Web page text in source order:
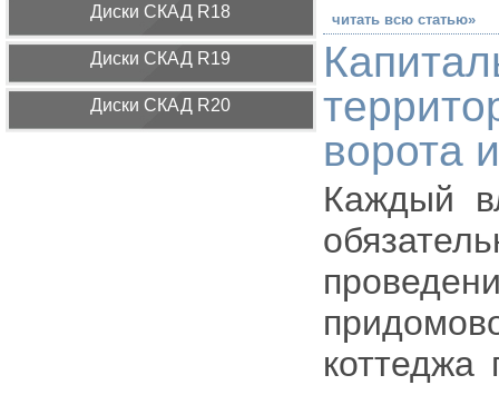
Диcки СКАД R18
Диcки СКАД R19
Диcки СКАД R20
читать всю статью»
ворота
Каждый
коттеджа